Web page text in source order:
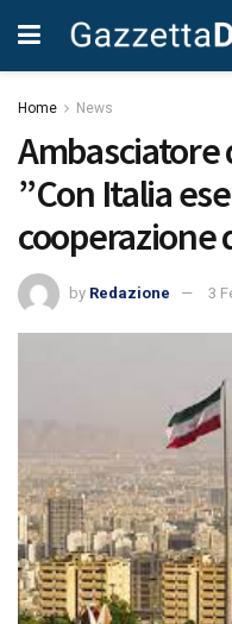
Home News
Ambasciatore
”Con Italia
cooperazione
by Redazione 3